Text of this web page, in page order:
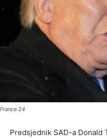
France 24
Predsjednik SAD-a Donald